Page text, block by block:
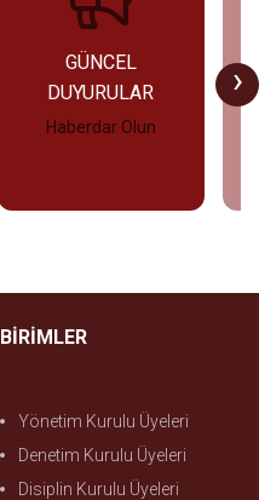
›
GÜNCEL
DUYURULAR
Haberdar Olun
BİRİMLER
Yönetim Kurulu Üyeleri
Denetim Kurulu Üyeleri
Disiplin Kurulu Üyeleri